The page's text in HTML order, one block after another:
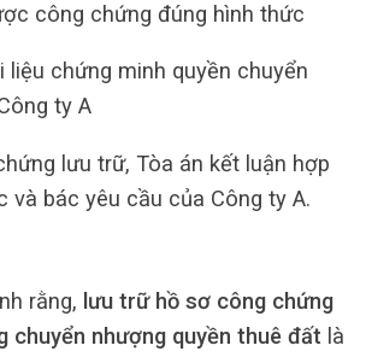
công chứng đúng hình thức
liệu chứng minh quyền chuyển
ty A
lưu trữ, Tòa án kết luận hợp
và bác yêu cầu của Công ty A.
rằng, lưu trữ hồ sơ công chứng
chuyển nhượng quyền thuê đất là